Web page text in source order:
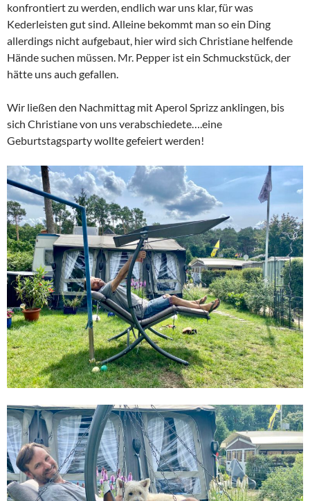
konfrontiert zu werden, endlich war uns klar, für was
Kederleisten gut sind. Alleine bekommt man so ein Ding
allerdings nicht aufgebaut, hier wird sich Christiane helfende
Hände suchen müssen. Mr. Pepper ist ein Schmuckstück, der
hätte uns auch gefallen.
Wir ließen den Nachmittag mit Aperol Sprizz anklingen, bis
sich Christiane von uns verabschiedete….eine
Geburtstagsparty wollte gefeiert werden!